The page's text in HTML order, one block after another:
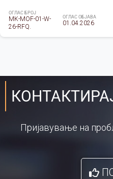
ОГЛАС БРОЈ
MK-MOF-01-W-
26-RFQ.
ОГЛАС ОБЈАВА
01.04.2026
Пријавување на